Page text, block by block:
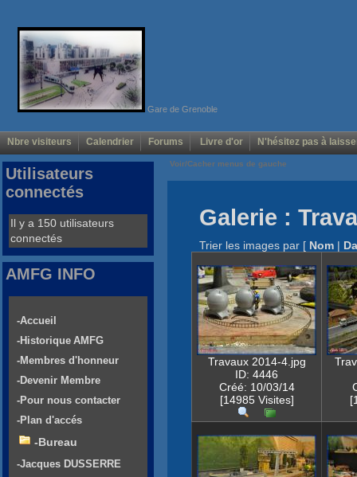
Gare de Grenoble
Nbre visiteurs Calendrier Forums Livre d'or N'hésitez pas à
Voir/Cacher menus de gauche
Galerie :
Trier les images par [ Nom |
Travaux 2014-4.jpg
ID: 4446
Créé: 10/03/14
[14985 Visites]
Utilisateurs
connectés
Il y a 150 utilisateurs
connectés
AMFG INFO
-Accueil
-Historique AMFG
-Membres d'honneur
-Devenir Membre
-Pour nous contacter
-Plan d'accés
-Bureau
-Jacques DUSSERRE